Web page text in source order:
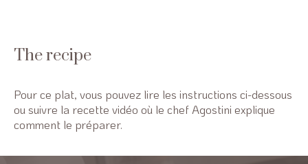
The recipe
Pour ce plat, vous pouvez lire les instructions ci-dessous
ou suivre la recette vidéo où le chef Agostini explique
comment le préparer.